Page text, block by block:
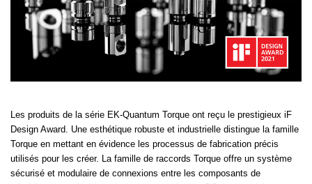
Les produits de la série EK-Quantum Torque ont reçu le prestigieux iF
Design Award. Une esthétique robuste et industrielle distingue la famille
Torque en mettant en évidence les processus de fabrication précis
utilisés pour les créer. La famille de raccords Torque offre un système
sécurisé et modulaire de connexions entre les composants de